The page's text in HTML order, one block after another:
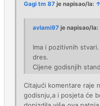
Gagi tm 87 je napisao/la: ↑
avlami97 je napisao/la:
Ima i pozitivnih
dres.
Cijene godisnjih
Citajući komentare raje
godisnju,a i posjeta će